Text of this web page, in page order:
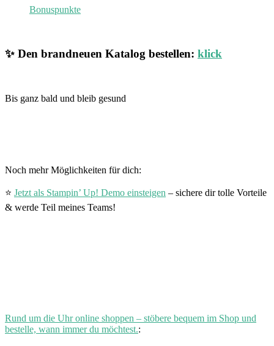
Bonuspunkte
✨ Den brandneuen Katalog bestellen: klick
Bis ganz bald und bleib gesund
Noch mehr Möglichkeiten für dich:
⭐ Jetzt als Stampin’ Up! Demo einsteigen – sichere dir tolle Vorteile
& werde Teil meines Teams!
Rund um die Uhr online shoppen – stöbere bequem im Shop und
bestelle, wann immer du möchtest.: